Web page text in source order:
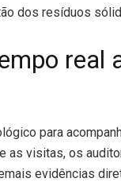
dos resíduos
real
para
as visitas, os
evidências